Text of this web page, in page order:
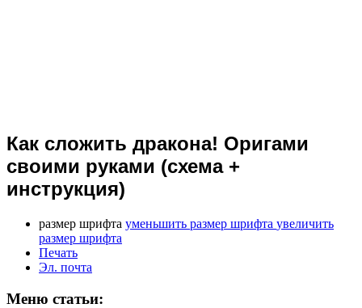
Как сложить дракона! Оригами
своими руками (схема +
инструкция)
размер шрифта уменьшить размер шрифта увеличить
размер шрифта
Печать
Эл. почта
Меню статьи: